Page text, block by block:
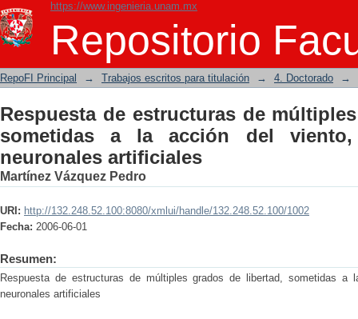
https://www.ingenieria.unam.mx
Repositorio
Respuesta de estructuras de
del viento, al emplear redes
RepoFI Principal → Trabajos escritos para titulación → 4. Doctorado →
Respuesta de estructuras de
sometidas a la acción del
neuronales artificiales
Martínez Vázquez Pedro
URI: http://132.248.52.100:8080/xmlui/handle/132.248.52.100/1002
Fecha: 2006-06-01
Resumen:
Respuesta de estructuras de múltiples grados de libertad, sometidas a
neuronales artificiales